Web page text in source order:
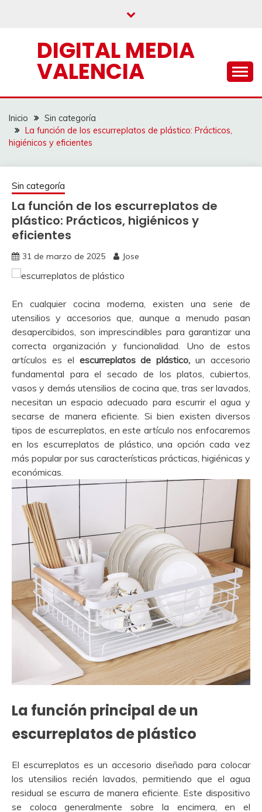
DIGITAL MEDIA
VALENCIA
Inicio
Sin categoría
La función de los escurreplatos de plástico: Prácticos,
higiénicos y eficientes
Sin categoría
La función de los escurreplatos de
plástico: Prácticos, higiénicos y
eficientes
31 de marzo de 2025 Jose
En cualquier cocina moderna, existen una serie de
utensilios y accesorios que, aunque a menudo pasan
desapercibidos, son imprescindibles para garantizar una
correcta organización y funcionalidad. Uno de estos
artículos es el escurreplatos de plástico, un accesorio
fundamental para el secado de los platos, cubiertos,
vasos y demás utensilios de cocina que, tras ser lavados,
necesitan un espacio adecuado para escurrir el agua y
secarse de manera eficiente. Si bien existen diversos
tipos de escurreplatos, en este artículo nos enfocaremos
en los escurreplatos de plástico, una opción cada vez
más popular por sus características prácticas, higiénicas y
económicas.
La función principal de un
escurreplatos de plástico
El escurreplatos es un accesorio diseñado para colocar
los utensilios recién lavados, permitiendo que el agua
residual se escurra de manera eficiente. Este dispositivo
se coloca generalmente sobre la encimera, en el